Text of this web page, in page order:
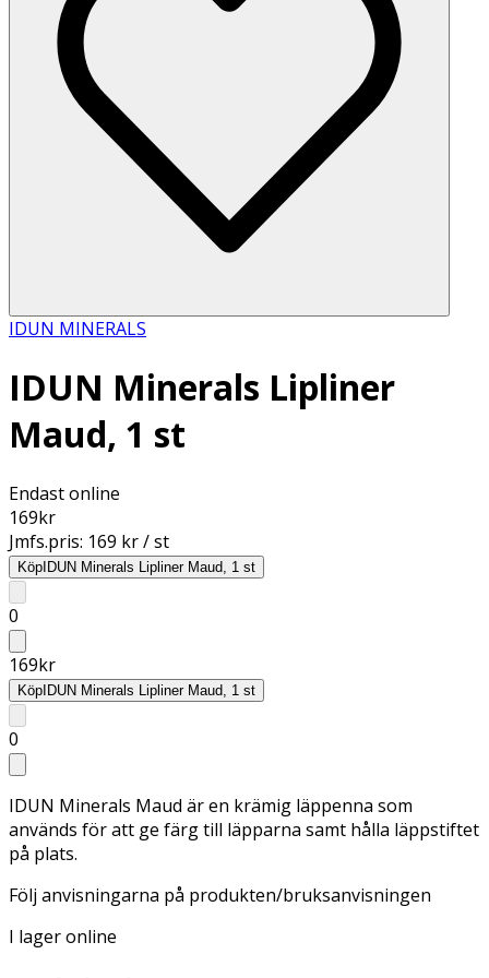
IDUN MINERALS
IDUN Minerals Lipliner
Maud, 1 st
Endast online
169kr
Jmfs.pris: 169 kr / st
KöpIDUN Minerals Lipliner Maud, 1 st
0
169kr
KöpIDUN Minerals Lipliner Maud, 1 st
0
IDUN Minerals Maud är en krämig läppenna som
används för att ge färg till läpparna samt hålla läppstiftet
på plats.
Följ anvisningarna på produkten/bruksanvisningen
I lager online